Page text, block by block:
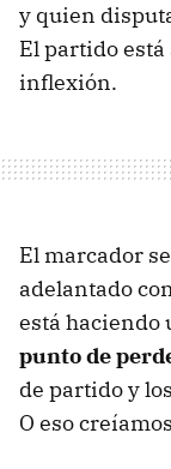
y quien
El partido
inflexión.
El marcador
adelantado
está haciendo
punto de
de partido y
O eso